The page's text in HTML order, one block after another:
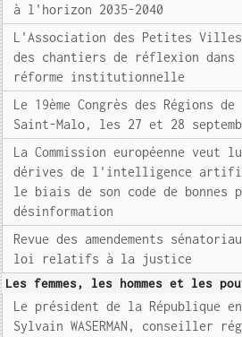
à l'horizon 2035-2040
L'Association des Petites Villes
des chantiers de réflexion
réforme institutionnelle
Le 19ème Congrès des Régions
Saint-Malo, les 27 et 28
La Commission européenne
dérives de l'intelligence
le biais de son code de bonnes
désinformation
Revue des amendements
loi relatifs à la justice
Les femmes, les hommes et les
Le président de la République
Sylvain WASERMAN, conseiller